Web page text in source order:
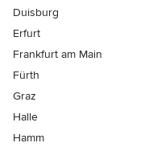
Duisburg
Erfurt
Frankfurt am Main
Fürth
Graz
Halle
Hamm